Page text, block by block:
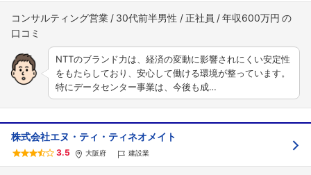
コンサルティング営業 30代前半男性 正社員 年収600万円
NTTのブランド力は、経済の変動に影響されにくい安定性
をもたらしており、安心して働ける環境が整っています。
特にデータセンター事業は、今後も成…
株式会社エヌ・ティ・ティネオメイト
3.5 大阪府 建設業